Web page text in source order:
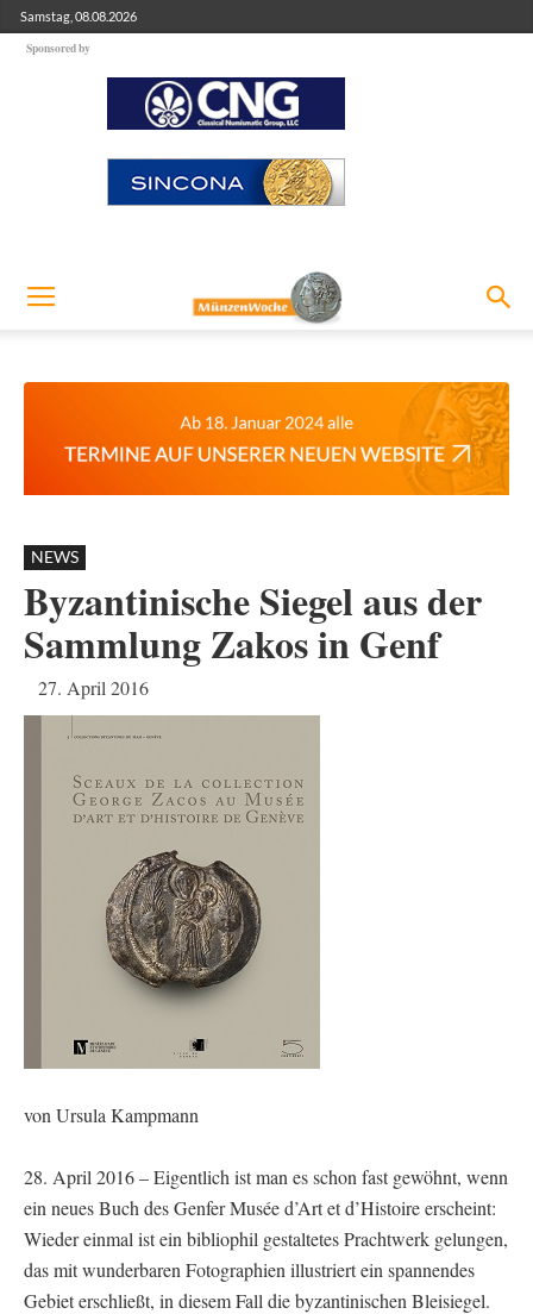
Samstag, 08.08.2026
Sponsored by
NEWS
Byzantinische Siegel aus der
Sammlung Zakos in Genf
27. April 2016
von Ursula Kampmann
28. April 2016 – Eigentlich ist man es schon fast gewöhnt, wenn
ein neues Buch des Genfer Musée d’Art et d’Histoire erscheint:
Wieder einmal ist ein bibliophil gestaltetes Prachtwerk gelungen,
das mit wunderbaren Fotographien illustriert ein spannendes
Gebiet erschließt, in diesem Fall die byzantinischen Bleisiegel.